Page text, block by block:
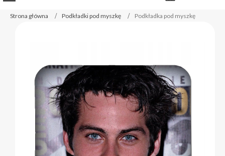
Strona główna Podkładki pod myszkę Podkładka pod myszkę